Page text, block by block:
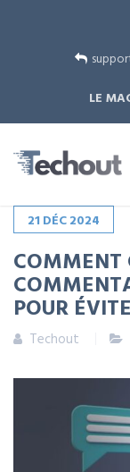
LE
21 DÉC2024
COMMENT
POUR
Techout